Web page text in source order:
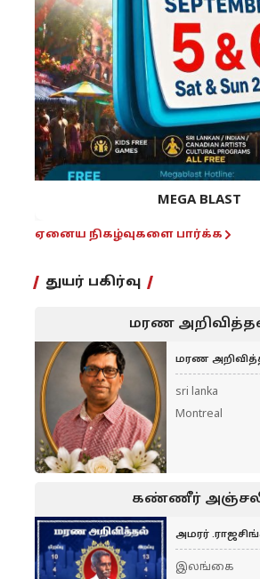
MEGA BLAST
ஏனைய நிகழ்வுகளை பார்க்க
துயர் பகிர்வு
மரண
மரண
sri lanka
Montreal
கண்ணீர்
அமரர்
இலங்கை